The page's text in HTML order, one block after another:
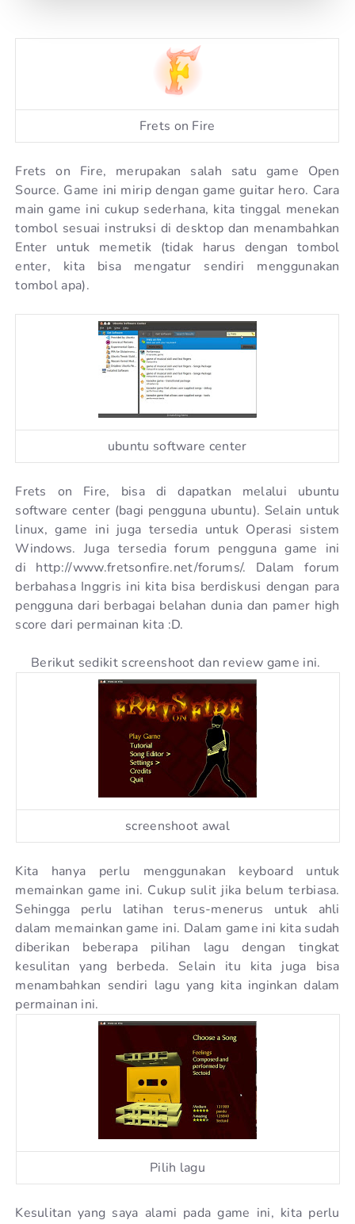
Frets on Fire
Frets on Fire, merupakan salah satu game Open
Source. Game ini mirip dengan game guitar hero. Cara
main game ini cukup sederhana, kita tinggal menekan
tombol sesuai instruksi di desktop dan menambahkan
Enter untuk memetik (tidak harus dengan tombol
enter, kita bisa mengatur sendiri menggunakan
tombol apa).
ubuntu software center
Frets on Fire, bisa di dapatkan melalui ubuntu
software center (bagi pengguna ubuntu). Selain untuk
linux, game ini juga tersedia untuk Operasi sistem
Windows. Juga tersedia forum pengguna game ini
di http://www.fretsonfire.net/forums/. Dalam forum
berbahasa Inggris ini kita bisa berdiskusi dengan para
pengguna dari berbagai belahan dunia dan pamer high
score dari permainan kita :D.
Berikut sedikit screenshoot dan review game ini.
screenshoot awal
Kita hanya perlu menggunakan keyboard untuk
memainkan game ini. Cukup sulit jika belum terbiasa.
Sehingga perlu latihan terus-menerus untuk ahli
dalam memainkan game ini. Dalam game ini kita sudah
diberikan beberapa pilihan lagu dengan tingkat
kesulitan yang berbeda. Selain itu kita juga bisa
menambahkan sendiri lagu yang kita inginkan dalam
permainan ini.
Pilih lagu
Kesulitan yang saya alami pada game ini, kita perlu